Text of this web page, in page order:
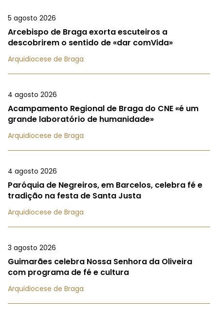
5 agosto 2026
Arcebispo de Braga exorta escuteiros a
descobrirem o sentido de «dar comVida»
Arquidiocese de Braga
4 agosto 2026
Acampamento Regional de Braga do CNE «é um
grande laboratório de humanidade»
Arquidiocese de Braga
4 agosto 2026
Paróquia de Negreiros, em Barcelos, celebra fé e
tradição na festa de Santa Justa
Arquidiocese de Braga
3 agosto 2026
Guimarães celebra Nossa Senhora da Oliveira
com programa de fé e cultura
Arquidiocese de Braga